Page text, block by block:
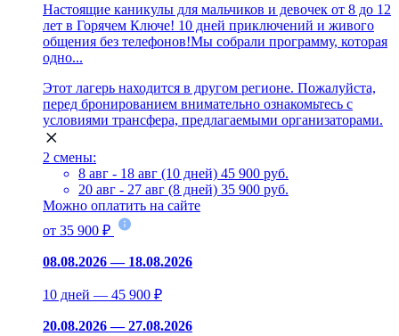
Настоящие каникулы для мальчиков и девочек от 8 до 12
лет в Горячем Ключе! 10 дней приключений и живого
общения без телефонов!Мы собрали программу, которая
одно...
Этот лагерь находится в другом регионе. Пожалуйста,
перед бронированием внимательно ознакомьтесь с
условиями трансфера, предлагаемыми организаторами.
2 смены:
8 авг - 18 авг (10 дней) 45 900 руб.
20 авг - 27 авг (8 дней) 35 900 руб.
Можно оплатить на сайте
от 35 900 ₽
08.08.2026 — 18.08.2026
10 дней — 45 900 ₽
20.08.2026 — 27.08.2026